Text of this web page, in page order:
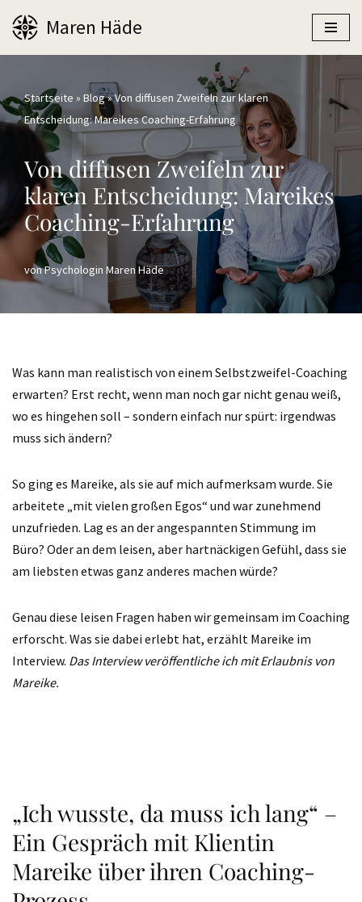
Zum
springen
Maren Häde
Startseite » Blog»Von diffusen Zweifeln zur klaren
Entscheidung: Mareikes Coaching-Erfahrung
Von diffusen Zweifeln zur
klaren Entscheidung: Mareikes
Coaching-Erfahrung
vonPsychologin Maren Häde
Was kann man realistisch von einem Selbstzweifel-Coaching
erwarten? Erst recht, wenn man noch gar nicht genau weiß,
wo es hingehen soll – sondern einfach nur spürt: irgendwas
muss sich ändern?
So ging es Mareike, als sie auf mich aufmerksam wurde. Sie
arbeitete „mit vielen großen Egos“ und war zunehmend
unzufrieden. Lag es an der angespannten Stimmung im
Büro? Oder an dem leisen, aber hartnäckigen Gefühl, dass sie
am liebsten etwas ganz anderes machen würde?
Genau diese leisen Fragen haben wir gemeinsam im Coaching
erforscht. Was sie dabei erlebt hat, erzählt Mareike im
Interview. Das Interview veröffentliche ich mit Erlaubnis von
Mareike.
„Ich wusste, da muss ich lang“ –
Ein Gespräch mit Klientin
Mareike über ihren Coaching-